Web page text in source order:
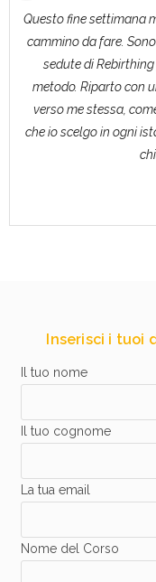
Questo fine settimana
cammino da fare.
sedute di
metodo. Riparto con
verso me stessa,
che io scelgo in ogni
Inserisci i tuoi
Il tuo nome
Il tuo cognome
La tua email
Nome del Corso